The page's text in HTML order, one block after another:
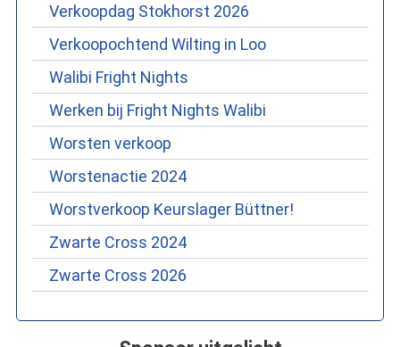
Verkoopdag Stokhorst 2026
Verkoopochtend Wilting in Loo
Walibi Fright Nights
Werken bij Fright Nights Walibi
Worsten verkoop
Worstenactie 2024
Worstverkoop Keurslager Büttner!
Zwarte Cross 2024
Zwarte Cross 2026